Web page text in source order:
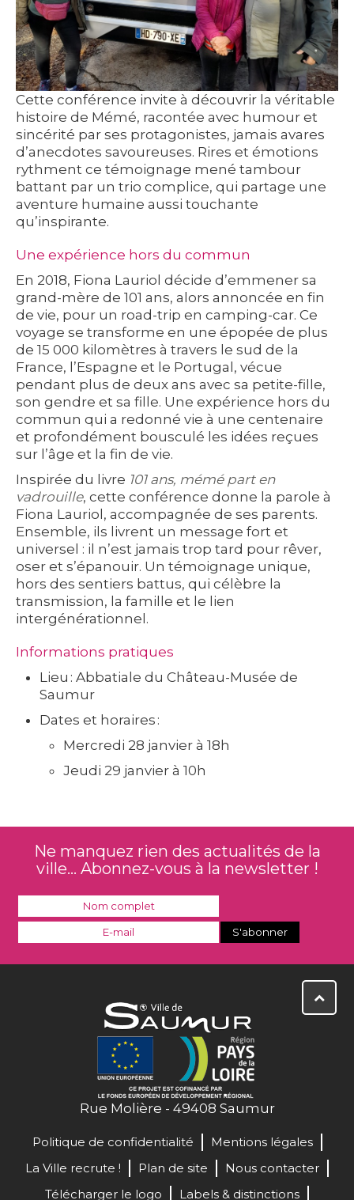
Cette conférence invite à découvrir la véritable
histoire de Mémé, racontée avec humour et
sincérité par ses protagonistes, jamais avares
d’anecdotes savoureuses. Rires et émotions
rythment ce témoignage mené tambour
battant par un trio complice, qui partage une
aventure humaine aussi touchante
qu’inspirante.
Une expérience hors du commun
En 2018, Fiona Lauriol décide d’emmener sa
grand-mère de 101 ans, alors annoncée en fin
de vie, pour un road-trip en camping-car. Ce
voyage se transforme en une épopée de plus
de 15 000 kilomètres à travers le sud de la
France, l’Espagne et le Portugal, vécue
pendant plus de deux ans avec sa petite-fille,
son gendre et sa fille. Une expérience hors du
commun qui a redonné vie à une centenaire
et profondément bousculé les idées reçues
sur l’âge et la fin de vie.
Inspirée du livre 101 ans, mémé part en
vadrouille, cette conférence donne la parole à
Fiona Lauriol, accompagnée de ses parents.
Ensemble, ils livrent un message fort et
universel : il n’est jamais trop tard pour rêver,
oser et s’épanouir. Un témoignage unique,
hors des sentiers battus, qui célèbre la
transmission, la famille et le lien
intergénérationnel.
Informations pratiques
Lieu : Abbatiale du Château-Musée de
Saumur
Dates et horaires :
Mercredi 28 janvier à 18h
Jeudi 29 janvier à 10h
Ne manquez rien des actualités de la
ville... Abonnez-vous à la newsletter !
Rue Molière - 49408 Saumur
Politique de confidentialité
Mentions légales
La Ville recrute !
Plan de site
Nous contacter
Télécharger le logo
Labels & distinctions